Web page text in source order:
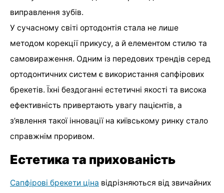
виправлення зубів.
У сучасному світі ортодонтія стала не лише
методом корекції прикусу, а й елементом стилю та
самовираження. Одним із передових трендів серед
ортодонтичних систем є використання сапфірових
брекетів. Їхні бездоганні естетичні якості та висока
ефективність привертають увагу пацієнтів, а
з’явлення такої інновації на київському ринку стало
справжнім проривом.
Естетика та прихованість
Сапфірові брекети ціна відрізняються від звичайних